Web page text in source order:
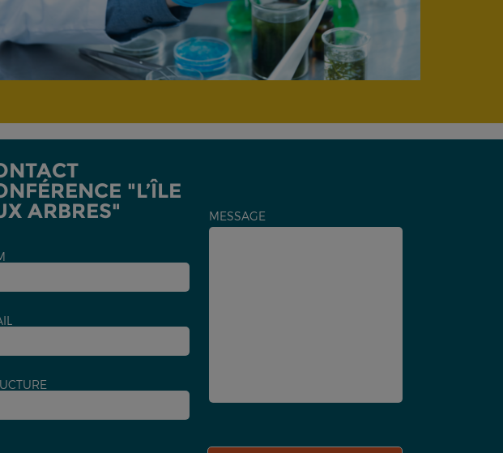
"L’ÎLE
ARBRES"
MESSAGE